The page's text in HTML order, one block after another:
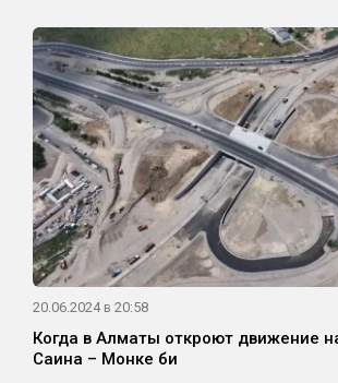
20.06.2024 в 20:58
Когда в Алматы откроют движение
Саина – Монке би